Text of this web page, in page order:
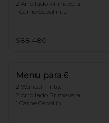
2 Arrollado Primavera,
1 Carne Cebollín,
1 Arrollado de Marisco,
1 Pollo Cebollín,
$88.480
Menu para 6
2 Wantan Frito,
2 Arrollado Primavera,
1 Carne Cebollín,